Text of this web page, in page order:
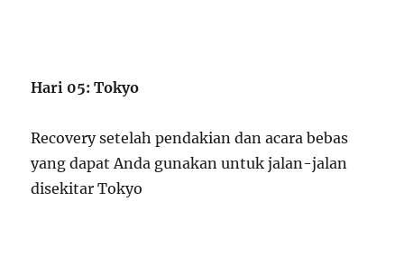
Hari 05: Tokyo
Recovery setelah pendakian dan acara bebas
yang dapat Anda gunakan untuk jalan-jalan
disekitar Tokyo